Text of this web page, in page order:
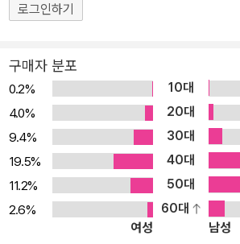
시정부 등 한·중 문화교류사의 현장도 여기서
제대국으로 부상하였고, 외교에서도 왕년의
다. 최근에는 한류 등을 통해 문화적으로도 우
정치적으로는 한반도 통일의 필수적인 파트
일은 선택이 아니라 필수가 되어가고 있다. ‘
는 문화유산답사를 통해 우리는 중국의 진면
아시아 문화를 주도해나가는 동반자로서의
라볼 수 있을 것이다. 문명의 통로 하서주랑을 따라 돈황까지 중국편
1권 “명사산 명불허전(鳴不虛傳)”은 중국 고
로그인하기
구매자 분포
0.2% 10대
4.0%
20대
9.4%
30대
19.5%
40대
11.2%
50대
2.6%
60대
여성
남성